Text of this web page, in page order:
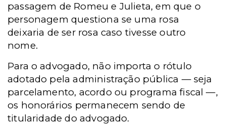
passagem de Romeu e Julieta, em que o
personagem questiona se uma rosa
deixaria de ser rosa caso tivesse outro
nome.
Para o advogado, não importa o rótulo
adotado pela administração pública — seja
parcelamento, acordo ou programa fiscal —,
os honorários permanecem sendo de
titularidade do advogado.